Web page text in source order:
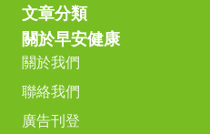
文章分類
關於早安健康
關於我們
聯絡我們
廣告刊登